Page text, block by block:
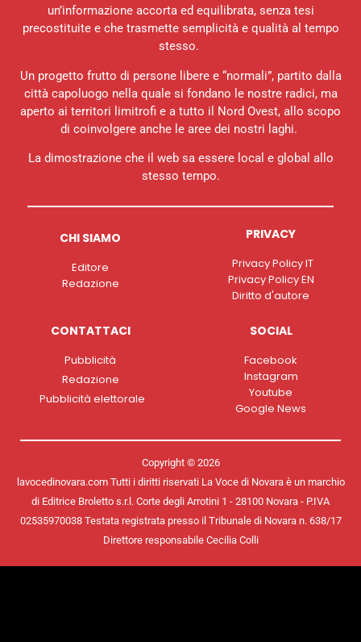
un’informazione accorta ed equilibrata, senza tesi
precostituite e che trasmette semplicità e qualità al tempo
stesso.
Un progetto frutto di persone libere e “normali”, partito dalla
città capoluogo nella quale si fondano le nostre radici, ma
aperto ai territori limitrofi e a tutto il Nord Ovest, allo scopo
di coinvolgere anche le aree dei nostri laghi.
La dimostrazione che il web sa essere local e global allo
stesso tempo.
CHI SIAMO
Editore
Redazione
PRIVACY
Privacy Policy IT
Privacy Policy EN
Diritto d'autore
CONTATTACI
Pubblicità
Redazione
Pubblicità elettorale
SOCIAL
Facebook
Instagram
Youtube
Google News
Copyright © 2026
lavocedinovara.com Tutti i diritti riservati La Voce di Novara è un marchio
di Editrice Broletto s.r.l. Corte degli Arrotini 1 - 28100 Novara - P.IVA
02535970038 Testata registrata presso il Tribunale di Novara n. 638/17
Direttore responsabile Cecilia Colli